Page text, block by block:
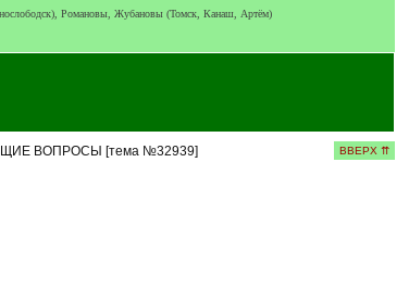
Романовы, Жубановы (Томск, Канаш, Артём)
ВОПРОСЫ [тема №32939] ВВЕРХ ⇈